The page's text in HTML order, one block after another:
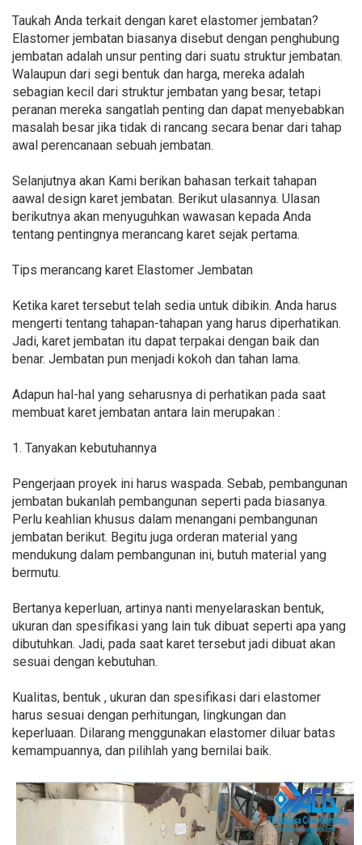
Taukah Anda terkait dengan karet elastomer jembatan?
Elastomer jembatan biasanya disebut dengan penghubung
jembatan adalah unsur penting dari suatu struktur jembatan.
Walaupun dari segi bentuk dan harga, mereka adalah
sebagian kecil dari struktur jembatan yang besar, tetapi
peranan mereka sangatlah penting dan dapat menyebabkan
masalah besar jika tidak di rancang secara benar dari tahap
awal perencanaan sebuah jembatan.
Selanjutnya akan Kami berikan bahasan terkait tahapan
aawal design karet jembatan. Berikut ulasannya. Ulasan
berikutnya akan menyuguhkan wawasan kepada Anda
tentang pentingnya merancang karet sejak pertama.
Tips merancang karet Elastomer Jembatan
Ketika karet tersebut telah sedia untuk dibikin. Anda harus
mengerti tentang tahapan-tahapan yang harus diperhatikan.
Jadi, karet jembatan itu dapat terpakai dengan baik dan
benar. Jembatan pun menjadi kokoh dan tahan lama.
Adapun hal-hal yang seharusnya di perhatikan pada saat
membuat karet jembatan antara lain merupakan :
1. Tanyakan kebutuhannya
Pengerjaan proyek ini harus waspada. Sebab, pembangunan
jembatan bukanlah pembangunan seperti pada biasanya.
Perlu keahlian khusus dalam menangani pembangunan
jembatan berikut. Begitu juga orderan material yang
mendukung dalam pembangunan ini, butuh material yang
bermutu.
Bertanya keperluan, artinya nanti menyelaraskan bentuk,
ukuran dan spesifikasi yang lain tuk dibuat seperti apa yang
dibutuhkan. Jadi, pada saat karet tersebut jadi dibuat akan
sesuai dengan kebutuhan.
Kualitas, bentuk , ukuran dan spesifikasi dari elastomer
harus sesuai dengan perhitungan, lingkungan dan
keperluaan. Dilarang menggunakan elastomer diluar batas
kemampuannya, dan pilihlah yang bernilai baik.